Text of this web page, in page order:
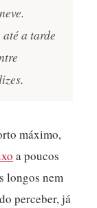
a tarde
máximo,
a poucos
longos nem
perceber, já